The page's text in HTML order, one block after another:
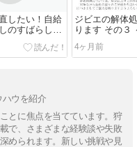
したい！自給
のすばらし
０円で入れ
ジビエの解体
ります その３
業者持続化補
について～
4ヶ月前
ハウを紹介
とに焦点を当てています。狩
で、さまざまな経験談や失敗
められます。新しい挑戦や見